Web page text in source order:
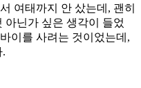
여태까지 안 샀는데, 괜히
아닌가 싶은 생각이 들었
이를 사려는 것이었는데,
.